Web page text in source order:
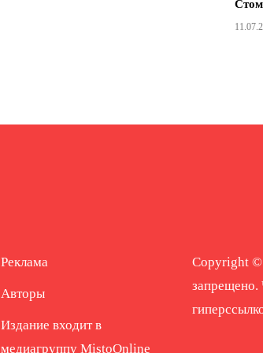
Реклама
Авторы
Издание входит в
медиагруппу MistoOnline
Copyright ©
запрещено.